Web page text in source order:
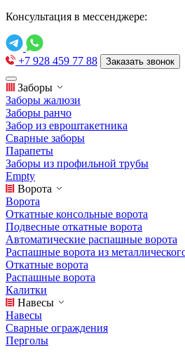
Консультация в мессенджере:
+7 928 459 77 88 Заказать звонок
Заборы
Заборы жалюзи
Заборы ранчо
Забор из евроштакетника
Сварные заборы
Парапеты
Заборы из профильной трубы
Empty
Ворота
Ворота
Откатные консольные ворота
Подвесные откатные ворота
Автоматические распашные ворота
Распашные ворота из
Откатные ворота
Распашные ворота
Калитки
Навесы
Навесы
Сварные ограждения
Перголы